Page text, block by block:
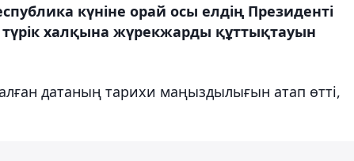
күніне орай осы елдің Президенті
халқына жүрекжарды құттықтауын
датаның тарихи маңыздылығын атап өтті,